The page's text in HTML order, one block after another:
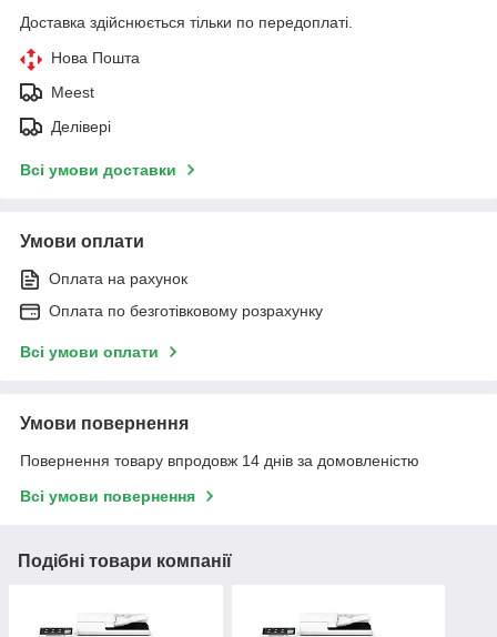
Доставка здійснюється тільки по передоплаті.
Нова Пошта
Meest
Делівері
Всі умови доставки
Умови оплати
Оплата на рахунок
Оплата по безготівковому розрахунку
Всі умови оплати
Умови повернення
Повернення товару впродовж 14 днів за домовленістю
Всі умови повернення
Подібні товари компанії